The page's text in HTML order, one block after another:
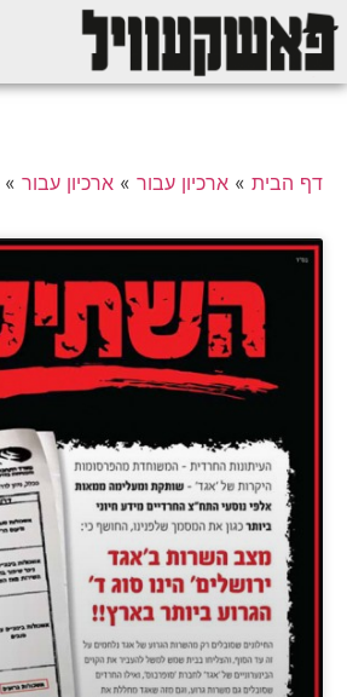
דף הבית » ארכיון עבור » ארכיון עבור »